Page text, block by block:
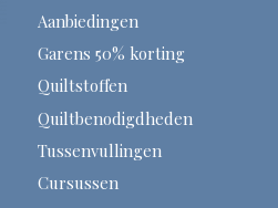
Aanbiedingen
Garens 50% korting
Quiltstoffen
Quiltbenodigdheden
Tussenvullingen
Cursussen